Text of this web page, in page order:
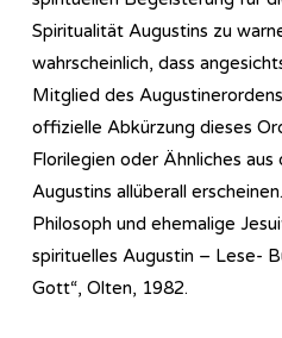
Spiritualität Augustins zu
wahrscheinlich, dass
Mitglied des
offizielle Abkürzung dieses
Florilegien oder Ähnliches
Augustins allüberall
Philosoph und ehemalige
spirituelles Augustin – Lese-
Gott“, Olten, 1982.